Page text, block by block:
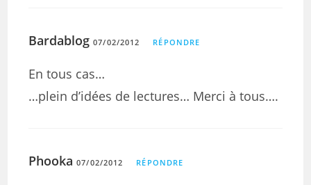
Bardablog 07/02/2012 RÉPONDRE
En tous cas…
…plein d’idées de lectures… Merci à tous….
Phooka 07/02/2012 RÉPONDRE